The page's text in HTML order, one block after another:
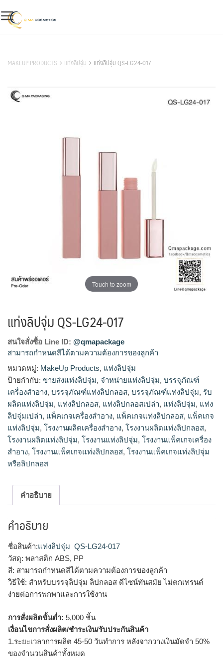
to
content
MAKEUP PRODUCTS แท่งลิปจุ่ม แท่งลิปจุ่ม QS-LG24-017
Touch to zoom
แท่งลิปจุ่ม QS-LG24-017
สนใจสั่งซื้อ Line ID: @qmapackage
สามารถกำหนดสีได้ตามความต้องการของลูกค้า
โรงงานแท่งลิปจุ่ม,รับผลิตแท่งลิปจุ่ม,ขายส่งแท่งลิปจุ่ม,จำหน่าย
แท่งลิปจุ่ม
หมวดหมู่: MakeUp Products, แท่งลิปจุ่ม
ป้ายกำกับ: ขายส่งแท่งลิปจุ่ม, จำหน่ายแท่งลิปจุ่ม, บรรจุภัณฑ์
เครื่องสำอาง, บรรจุภัณฑ์แท่งลิปกลอส, บรรจุภัณฑ์แท่งลิปจุ่ม, รับ
ผลิตแท่งลิปจุ่ม, แท่งลิปกลอส, แท่งลิปกลอสเปล่า, แท่งลิปจุ่ม, แท่ง
ลิปจุ่มเปล่า, แพ็คเกจเครื่องสำอาง, แพ็คเกจแท่งลิปกลอส, แพ็คเกจ
แท่งลิปจุ่ม, โรงงานผลิตเครื่องสำอาง, โรงงานผลิตแท่งลิปกลอส,
โรงงานผลิตแท่งลิปจุ่ม, โรงงานแท่งลิปจุ่ม, โรงงานแพ็คเกจเครื่อง
สำอาง, โรงงานแพ็คเกจแท่งลิปกลอส, โรงงานแพ็คเกจแท่งลิปจุ่ม
หรือลิปกลอส
คำอธิบาย
คำอธิบาย
ชื่อสินค้า:แท่งลิปจุ่ม QS-LG24-017
วัสดุ: พลาสติก ABS, PP
สี: สามารถกำหนดสีได้ตามความต้องการของลูกค้า
วิธีใช้: สำหรับบรรจุลิปจุ่ม ลิปกลอส ดีไซน์ทันสมัย ไม่ตกเทรนด์
ง่ายต่อการพกพาและการใช้งาน
การสั่งผลิตขั้นต่ำ: 5,000 ชิ้น
เงื่อนไขการสั่งผลิต/ชำระเงิน/รับประกันสินค้า
1.ระยะเวลาการผลิต 45-50 วันทำการ หลังจากวางเงินมัดจำ 50%
ของจำนวนสินค้าทั้งหมด